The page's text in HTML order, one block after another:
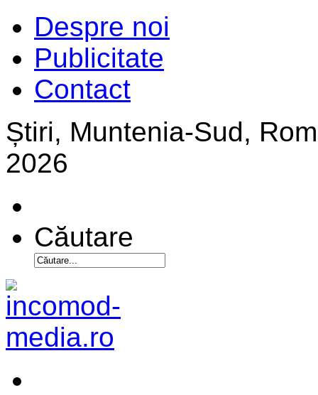
Despre noi
Publicitate
Contact
Știri, Muntenia-Sud,
2026
Căutare